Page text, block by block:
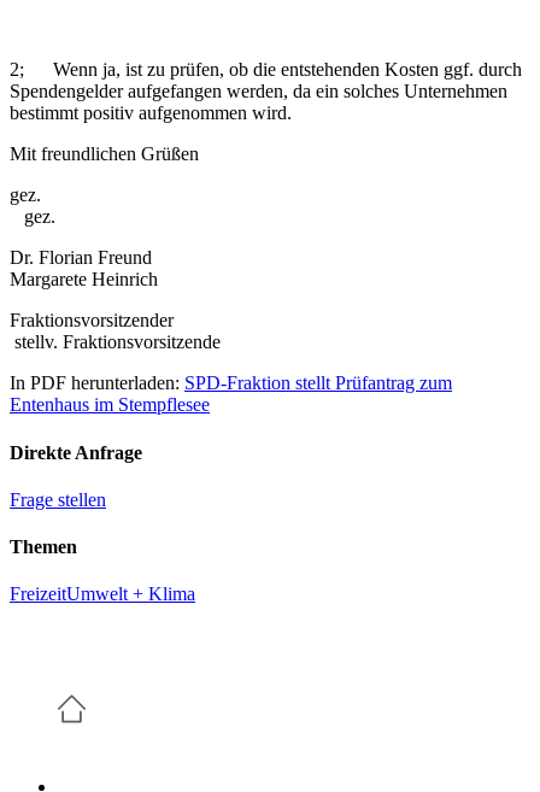
2; Wenn ja, ist zu prüfen, ob die entstehenden Kosten ggf. durch
Spendengelder aufgefangen werden, da ein solches Unternehmen
bestimmt positiv aufgenommen wird.
Mit freundlichen Grüßen
gez.
gez.
Dr. Florian Freund
Margarete Heinrich
Fraktionsvorsitzender
stellv. Fraktionsvorsitzende
In PDF herunterladen: SPD-Fraktion stellt Prüfantrag zum
Entenhaus im Stempflesee
Direkte Anfrage
Frage stellen
Themen
FreizeitUmwelt + Klima